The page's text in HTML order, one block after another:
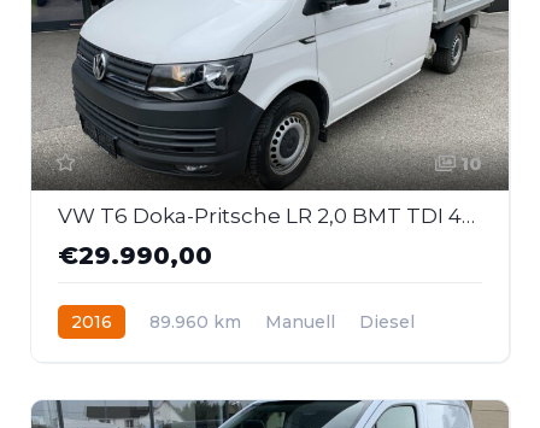
10
VW T6 Doka-Pritsche LR 2,0 BMT TDI 4Motion BMT
€29.990,00
2016 89.960 km Manuell
Diesel